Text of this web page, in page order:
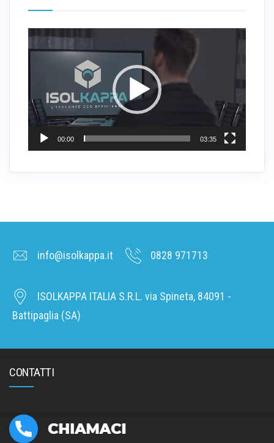
Video
Player
00:00 03:35
info@isolkappa.it 0828 971713
ISOLKAPPA ITALIA S.R.L. via Spineta, 84091 -
Battipaglia (SA)
CONTATTI